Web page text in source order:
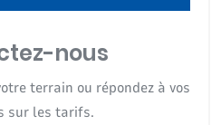
nous
terrain ou répondez à vos
sur les tarifs.